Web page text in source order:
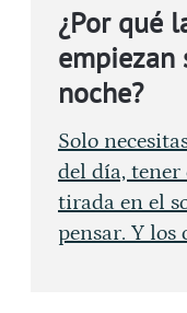
¿Por qué
empiezan
noche?
Solo
del día,
tirada en el
pensar. Y los